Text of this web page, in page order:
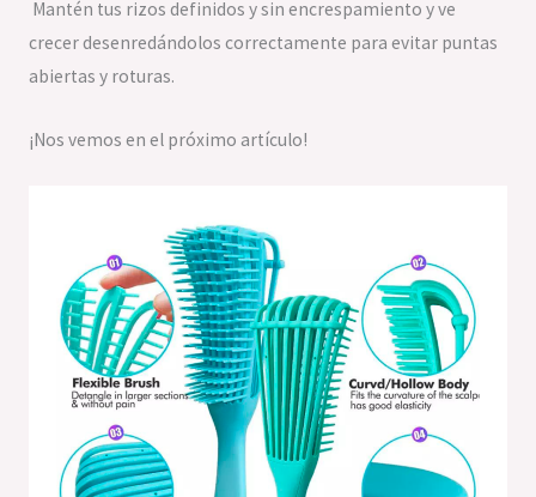
Mantén tus rizos definidos y sin encrespamiento y ve
crecer desenredándolos correctamente para evitar puntas
abiertas y roturas.
¡Nos vemos en el próximo artículo!